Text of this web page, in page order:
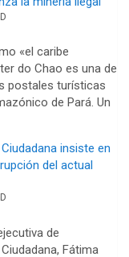
«el caribe
do Chao es una de
postales turísticas
de Pará. Un
insiste en
del actual
de
Fátima